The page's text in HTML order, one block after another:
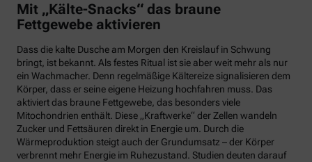
Mit „Kälte-Snacks“ das braune
Fettgewebe aktivieren
Dass die kalte Dusche am Morgen den Kreislauf in Schwung
bringt, ist bekannt. Als festes Ritual ist sie aber weit mehr als nur
ein Wachmacher. Denn regelmäßige Kältereize signalisieren dem
Körper, dass er seine eigene Heizung hochfahren muss. Das
aktiviert das braune Fettgewebe, das besonders viele
Mitochondrien enthält. Diese „Kraftwerke“ der Zellen wandeln
Zucker und Fettsäuren direkt in Energie um. Durch die
Wärmeproduktion steigt auch der Grundumsatz – der Körper
verbrennt mehr Energie im Ruhezustand. Studien deuten darauf